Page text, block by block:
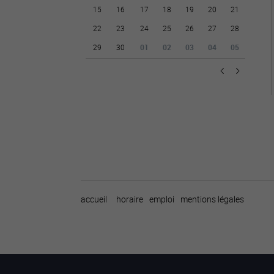
15
16 17 18 19 20
21
22
23 24 25 26 27
28
29
30 01 02 03 04 05
accueil horaire emploi mentions légales